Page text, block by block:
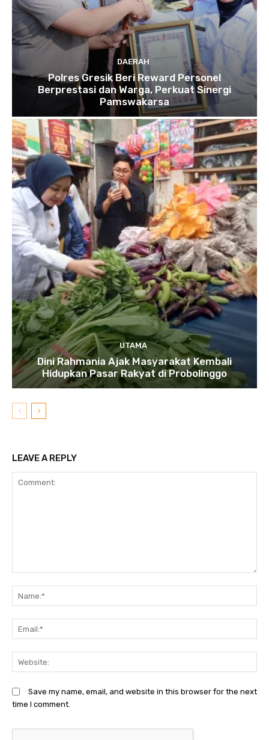
DAERAH
Polres Gresik Beri Reward Personel
Berprestasi dan Warga, Perkuat Sinergi
Pamswakarsa
UTAMA
Dini Rahmania Ajak Masyarakat Kembali
Hidupkan Pasar Rakyat di Probolinggo
LEAVE A REPLY
Save my name, email, and website in this browser for the next
time I comment.